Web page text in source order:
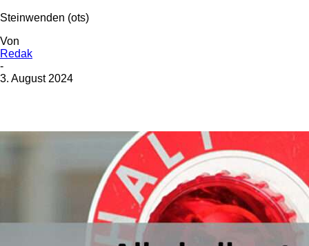
Steinwenden (ots)
Von
Redak
-
3. August 2024